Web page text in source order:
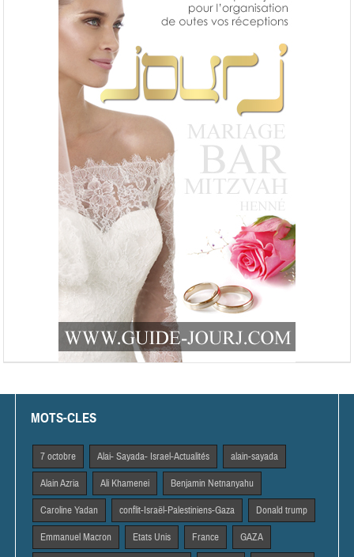
MOTS-CLES
7 octobre Alai- Sayada- Israel-Actualités alain-sayada
Alain Azria Ali Khamenei Benjamin Netnanyahu
Caroline Yadan conflit-Israël-Palestiniens-Gaza Donald trump
Emmanuel Macron Etats Unis France GAZA